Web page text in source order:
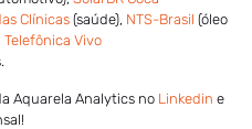
Clínicas (saúde), NTS-Brasil (óleo
Telefônica Vivo
Aquarela Analytics no Linkedin e